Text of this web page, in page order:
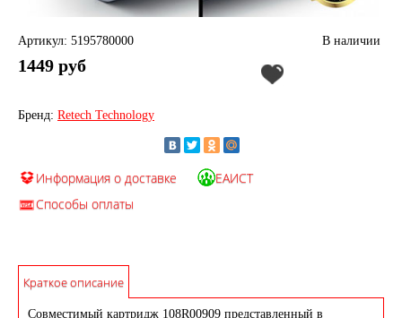
Артикул: 5195780000 В наличии
1449 руб
Бренд: Retech Technology
Информация о доставке
ЕАИСТ
Способы оплаты
Краткое описание
Совместимый картридж 108R00909 представленный в